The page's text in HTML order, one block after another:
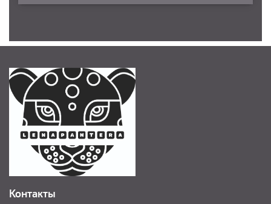
Контакты